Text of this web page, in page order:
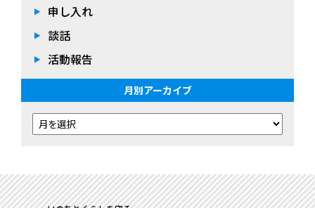
申し入れ
談話
活動報告
月別アーカイブ